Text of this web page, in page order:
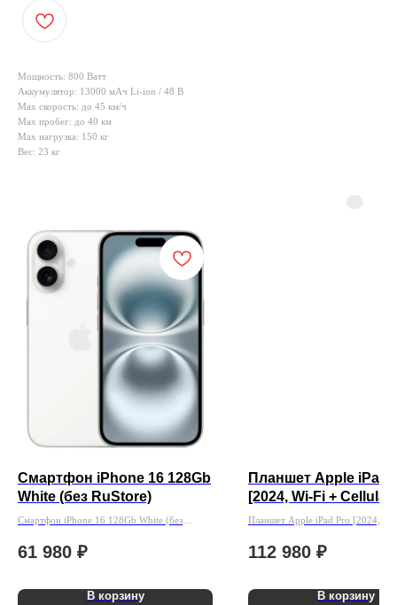
Мощность: 800 Ватт
Аккумулятор: 13000 мАч Li-ion / 48 В
Max скорость: до 45 км/ч
Max пробег: до 40 км
Max нагрузка: 150 кг
Вес: 23 кг
Смартфон iPhone 16 128Gb
White (без RuStore)
Смартфон iPhone 16 128Gb White (без
61 980 ₽
В корзину
Планшет Apple iPad
[2024, Wi-Fi +
256Gb Черный
Планшет Apple iPad Pro [2024,
112 980 ₽
В корзину